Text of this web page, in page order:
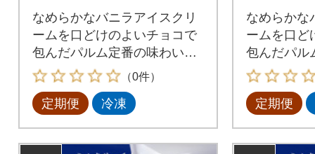
なめらかなバニラアイスクリ
ームを口どけのよいチョコで
包んだパルム定番の味わいで
す。
（0件）
定期便 冷凍
なめらかな
ームを口ど
包んだパル
す。
定期便